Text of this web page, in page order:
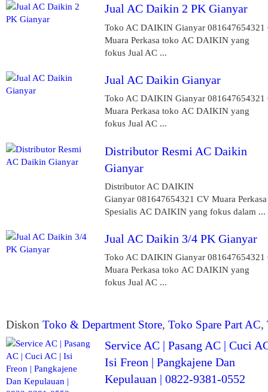
Jual AC Daikin 2 PK Gianyar
Toko AC DAIKIN Gianyar 081647654321
Muara Perkasa toko AC DAIKIN yang
fokus Jual AC ...
Jual AC Daikin Gianyar
Toko AC DAIKIN Gianyar 081647654321
Muara Perkasa toko AC DAIKIN yang
fokus Jual AC ...
Distributor Resmi AC Daikin
Gianyar
Distributor AC DAIKIN
Gianyar 081647654321 CV Muara
Spesialis AC DAIKIN yang fokus dalam ...
Jual AC Daikin 3/4 PK Gianyar
Toko AC DAIKIN Gianyar 081647654321
Muara Perkasa toko AC DAIKIN yang
fokus Jual AC ...
Diskon Toko & Department Store, Toko Spare Part AC,
Service AC | Pasang AC | Cuci
Isi Freon | Pangkajene Dan
Kepulauan | 0822-9381-0552